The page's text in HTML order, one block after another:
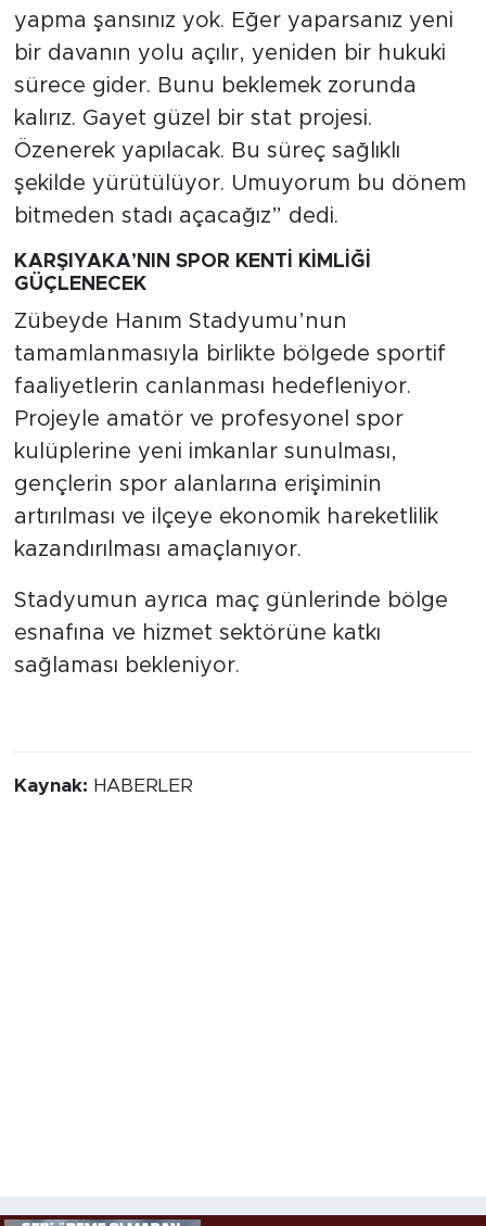
yapma şansınız yok. Eğer yaparsanız yeni
bir davanın yolu açılır, yeniden bir hukuki
sürece gider. Bunu beklemek zorunda
kalırız. Gayet güzel bir stat projesi.
Özenerek yapılacak. Bu süreç sağlıklı
şekilde yürütülüyor. Umuyorum bu dönem
bitmeden stadı açacağız” dedi.
KARŞIYAKA’NIN SPOR KENTİ KİMLİĞİ
GÜÇLENECEK
Zübeyde Hanım Stadyumu’nun
tamamlanmasıyla birlikte bölgede sportif
faaliyetlerin canlanması hedefleniyor.
Projeyle amatör ve profesyonel spor
kulüplerine yeni imkanlar sunulması,
gençlerin spor alanlarına erişiminin
artırılması ve ilçeye ekonomik hareketlilik
kazandırılması amaçlanıyor.
Stadyumun ayrıca maç günlerinde bölge
esnafına ve hizmet sektörüne katkı
sağlaması bekleniyor.
Kaynak: HABERLER